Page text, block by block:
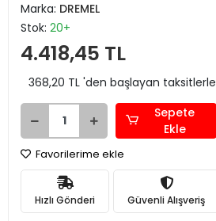
Marka: DREMEL
Stok: 20+
4.418,45 TL
368,20 TL 'den başlayan taksitlerle
Sepete
Ekle
Favorilerime ekle
Hızlı Gönderi Güvenli Alışveriş